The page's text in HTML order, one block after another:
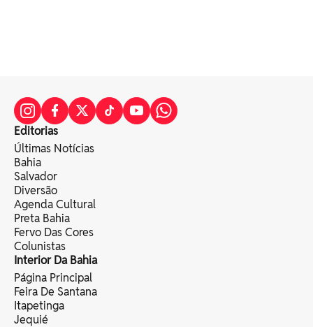
Editorias
Últimas Notícias
Bahia
Salvador
Diversão
Agenda Cultural
Preta Bahia
Fervo Das Cores
Colunistas
Interior Da Bahia
Página Principal
Feira De Santana
Itapetinga
Jequié